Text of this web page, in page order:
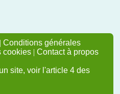
| Conditions générales
cookies | Contact à propos
site, voir l'article 4 des